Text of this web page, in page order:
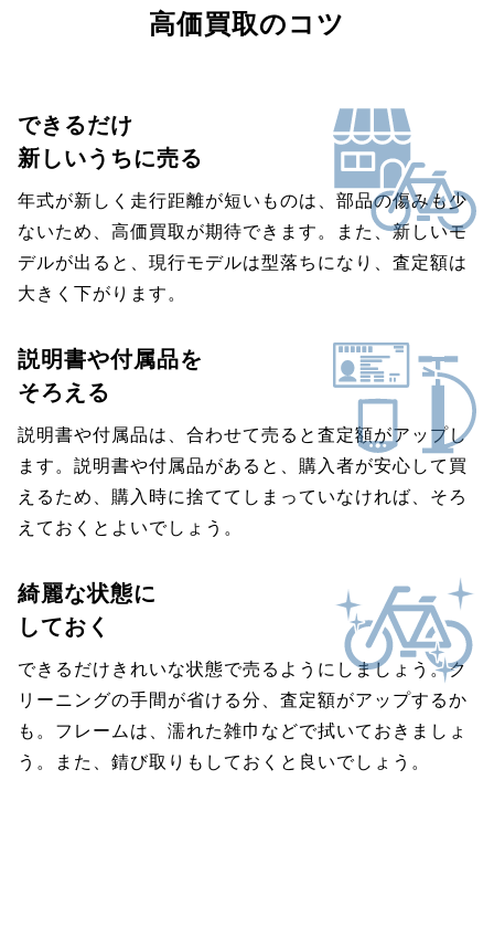
高価買取のコツ
できるだけ
新しいうちに売る
年式が新しく走行距離が短いものは、部品の傷みも少
ないため、高価買取が期待できます。また、新しいモ
デルが出ると、現行モデルは型落ちになり、査定額は
大きく下がります。
説明書や付属品を
そろえる
説明書や付属品は、合わせて売ると査定額がアップし
ます。説明書や付属品があると、購入者が安心して買
えるため、購入時に捨ててしまっていなければ、そろ
えておくとよいでしょう。
綺麗な状態に
しておく
できるだけきれいな状態で売るようにしましょう。ク
リーニングの手間が省ける分、査定額がアップするか
も。フレームは、濡れた雑巾などで拭いておきましょ
う。また、錆び取りもしておくと良いでしょう。